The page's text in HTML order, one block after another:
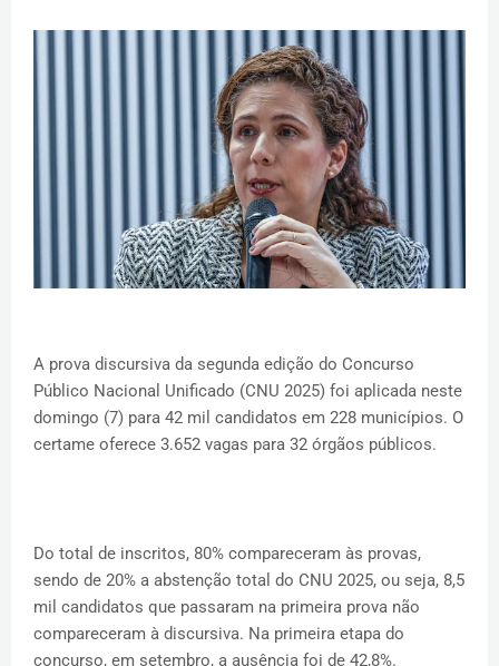
A prova discursiva da segunda edição do Concurso
Público Nacional Unificado (CNU 2025) foi aplicada neste
domingo (7) para 42 mil candidatos em 228 municípios. O
certame oferece 3.652 vagas para 32 órgãos públicos.
Do total de inscritos, 80% compareceram às provas,
sendo de 20% a abstenção total do CNU 2025, ou seja, 8,5
mil candidatos que passaram na primeira prova não
compareceram à discursiva. Na primeira etapa do
concurso, em setembro, a ausência foi de 42,8%.